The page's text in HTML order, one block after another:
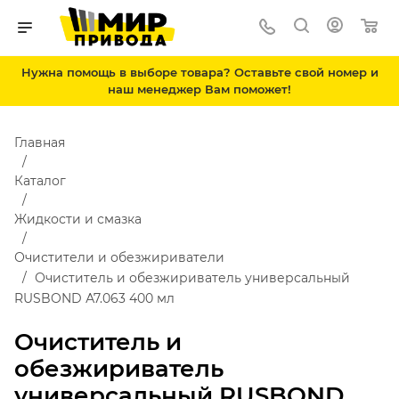
Нужна помощь в выборе товара? Оставьте свой номер и
наш менеджер Вам поможет!
Очиститель и
обезжириватель
Главная
Каталог
Жидкости и смазка
Очистители и обезжириватели
Очиститель и обезжириватель универсальный
RUSBOND А7.063 400 мл